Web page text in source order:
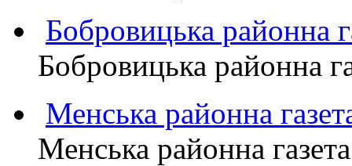
Бобровицька
Бобровицька
Менська районна
Менська районна